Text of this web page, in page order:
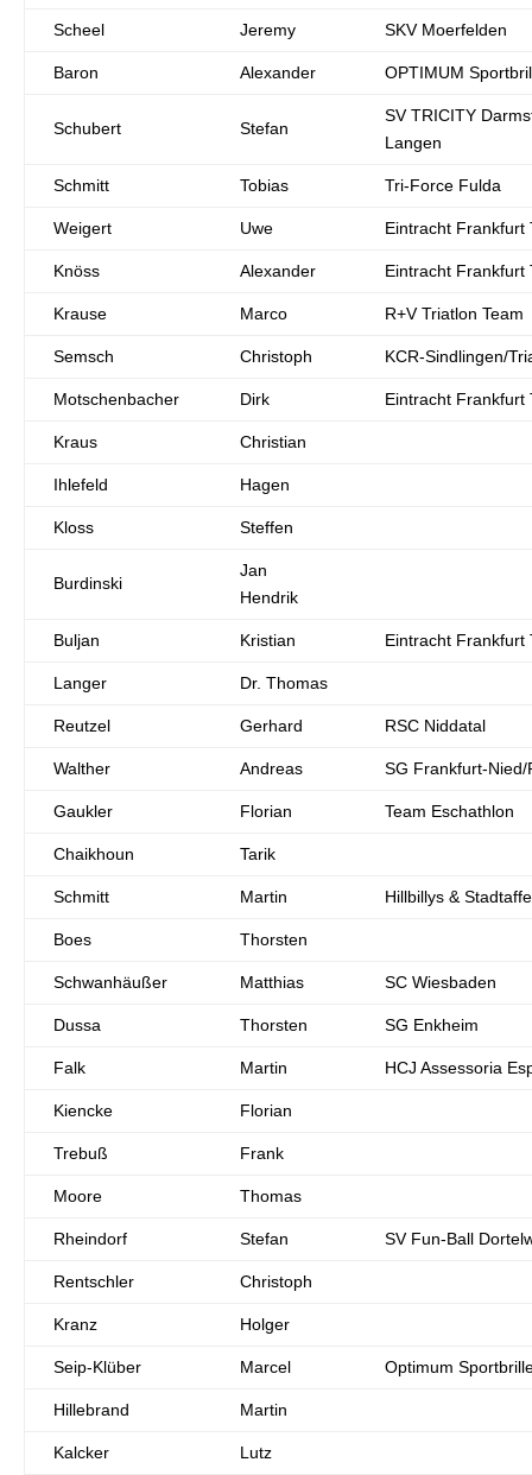
Scheel Jeremy SKV Moerfelden
Baron Alexander OPTIMUM
Schubert Stefan
SV TRICITY
Langen
Schmitt Tobias Tri-Force Fulda
Weigert Uwe Eintracht Frankfurt
Knöss Alexander Eintracht Frankfurt
Krause Marco R+V Triatlon Team
Semsch Christoph KCR-Sindlingen/
Motschenbacher Dirk Eintracht Frankfurt
Kraus Christian
Ihlefeld Hagen
Kloss Steffen
Burdinski
Jan
Hendrik
Buljan Kristian Eintracht Frankfurt
Langer Dr. Thomas
Reutzel Gerhard RSC Niddatal
Walther Andreas SG Frankfurt-
Gaukler Florian Team Eschathlon
Chaikhoun Tarik
Schmitt Martin Hillbillys &
Boes Thorsten
Schwanhäußer Matthias SC Wiesbaden
Dussa Thorsten SG Enkheim
Falk Martin HCJ Assessoria
Kiencke Florian
Trebuß Frank
Moore Thomas
Rheindorf Stefan SV Fun-Ball
Rentschler Christoph
Kranz Holger
Seip-Klüber Marcel Optimum
Hillebrand Martin
Kalcker Lutz